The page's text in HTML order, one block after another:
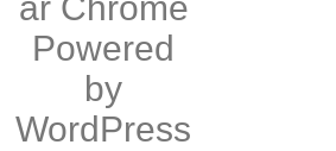
Powered
by
WordPress